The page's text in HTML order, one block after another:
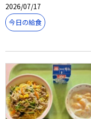
2026/07/17
今日の給食